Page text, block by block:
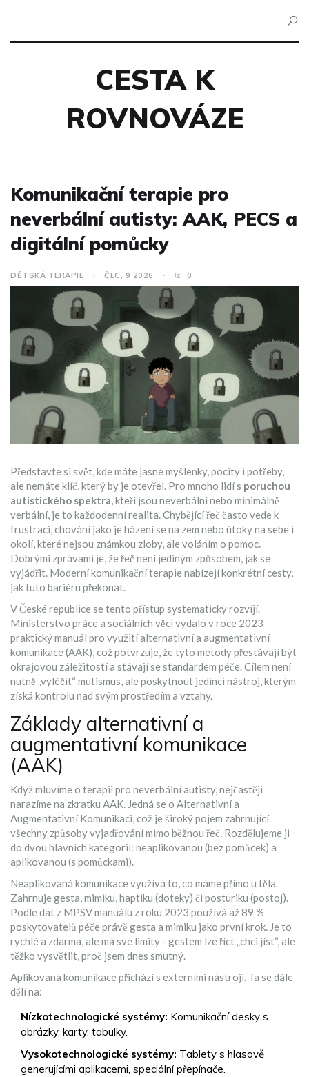
CESTA K
ROVNOVÁZE
Komunikační terapie pro
neverbální autisty: AAK, PECS a
digitální pomůcky
DĚTSKÁ TERAPIE ČEC, 9 2026 0
Představte si svět, kde máte jasné myšlenky, pocity i potřeby,
ale nemáte klíč, který by je otevřel. Pro mnoho lidí s poruchou
autistického spektra, kteří jsou neverbální nebo minimálně
verbální, je to každodenní realita. Chybějící řeč často vede k
frustraci, chování jako je házení se na zem nebo útoky na sebe i
okolí, které nejsou známkou zloby, ale voláním o pomoc.
Dobrými zprávami je, že řeč není jediným způsobem, jak se
vyjádřit. Moderní komunikační terapie nabízejí konkrétní cesty,
jak tuto bariéru překonat.
V České republice se tento přístup systematicky rozvíjí.
Ministerstvo práce a sociálních věcí vydalo v roce 2023
praktický manuál pro využití alternativní a augmentativní
komunikace (AAK), což potvrzuje, že tyto metody přestávají být
okrajovou záležitostí a stávají se standardem péče. Cílem není
nutně „vyléčit“ mutismus, ale poskytnout jedinci nástroj, kterým
získá kontrolu nad svým prostředím a vztahy.
Základy alternativní a
augmentativní komunikace
(AAK)
Když mluvíme o terapii pro neverbální autisty, nejčastěji
narazíme na zkratku AAK. Jedná se o Alternativní a
Augmentativní Komunikaci, což je široký pojem zahrnující
všechny způsoby vyjadřování mimo běžnou řeč. Rozdělujeme ji
do dvou hlavních kategorií: neaplikovanou (bez pomůcek) a
aplikovanou (s pomůckami).
Neaplikovaná komunikace využívá to, co máme přímo u těla.
Zahrnuje gesta, mimiku, haptiku (doteky) či posturiku (postoj).
Podle dat z MPSV manuálu z roku 2023 používá až 89 %
poskytovatelů péče právě gesta a mimiku jako první krok. Je to
rychlé a zdarma, ale má své limity - gestem lze říct „chci jíst“, ale
těžko vysvětlit, proč jsem dnes smutný.
Aplikovaná komunikace přichází s externími nástroji. Ta se dále
dělí na:
Nízkotechnologické systémy: Komunikační desky s
obrázky, karty, tabulky.
Vysokotechnologické systémy: Tablety s hlasově
generujícími aplikacemi, speciální přepínače.